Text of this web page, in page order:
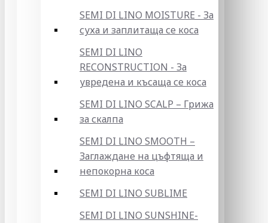
SEMI DI LINO MOISTURE - За
суха и заплитаща се коса
SEMI DI LINO
RECONSTRUCTION - За
увредена и късаща се коса
SEMI DI LINO SCALP – Грижа
за скалпа
SEMI DI LINO SMOOTH –
Заглаждане на цъфтяща и
непокорна коса
SEMI DI LINO SUBLIME
SEMI DI LINO SUNSHINE-